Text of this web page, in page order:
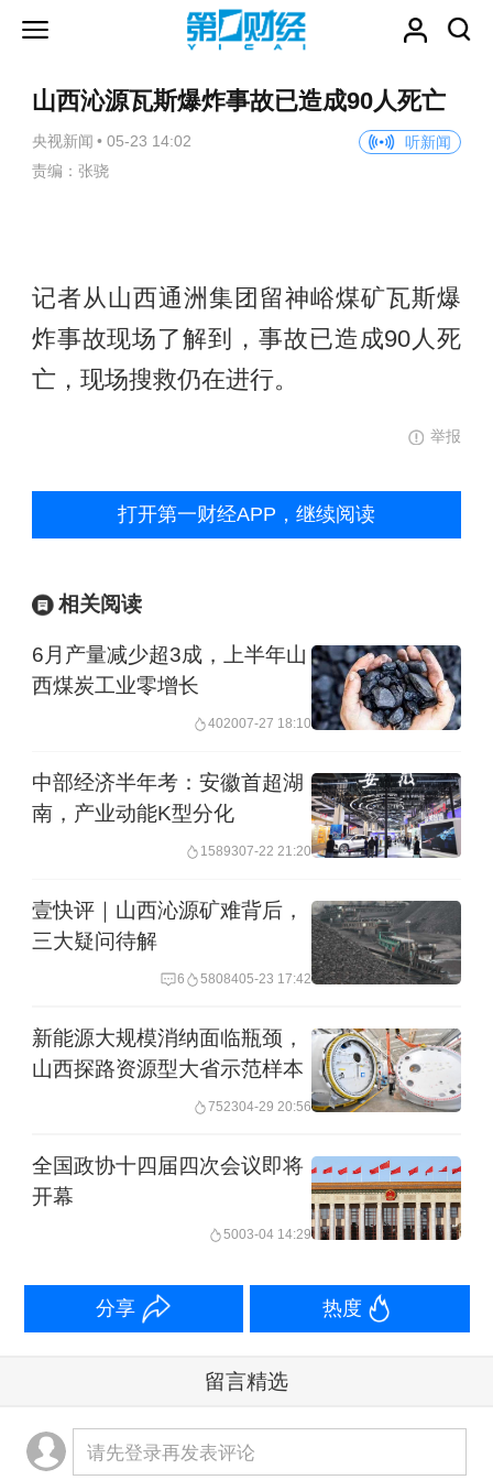
山西沁源瓦斯爆炸事故已造成90人死亡
央视新闻 • 05-23 14:02
听新闻
责编：张骁
记者从山西通洲集团留神峪煤矿瓦斯爆
炸事故现场了解到，事故已造成90人死
亡，现场搜救仍在进行。
举报
打开第一财经APP，继续阅读
相关阅读
6月产量减少超3成，上半年山
西煤炭工业零增长
402007-27 18:10
中部经济半年考：安徽首超湖
南，产业动能K型分化
1589307-22 21:20
壹快评｜山西沁源矿难背后，
三大疑问待解
6 5808405-23 17:42
新能源大规模消纳面临瓶颈，
山西探路资源型大省示范样本
752304-29 20:56
全国政协十四届四次会议即将
开幕
5003-04 14:29
分享 热度
留言精选
请先登录再发表评论